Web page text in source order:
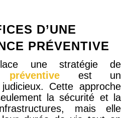
D’UNE
PRÉVENTIVE
une stratégie de
préventive est un
Cette approche
la sécurité et la
mais elle